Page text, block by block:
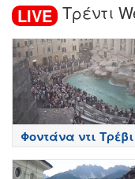
LIVE Τρέντι
Φοντάνα ντι
Ρώμη